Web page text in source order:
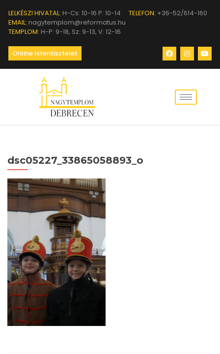
LELKÉSZI HIVATAL: H-Cs: 10-16 P: 10-14 TELEFON: +36-52/614-160
EMAIL: nagytemplom@reformatus.hu
TEMPLOM: H-P: 9-18, Sz: 9-13, V: 12-16
Online Istentisztelet
dsc05227_33865058893_o